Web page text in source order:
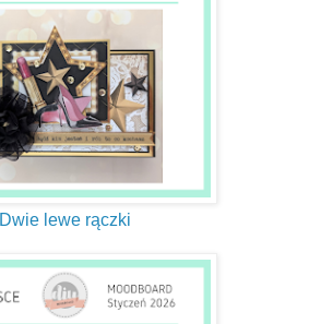
Dwie lewe rączki